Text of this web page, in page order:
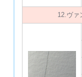
12.ヴァ